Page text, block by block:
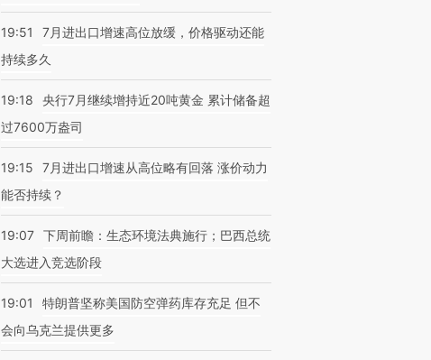
19:51
7月进出口增速高位放缓，价格驱动还能
持续多久
19:18
央行7月继续增持近20吨黄金 累计储备超
过7600万盎司
19:15
7月进出口增速从高位略有回落 涨价动力
能否持续？
19:07 下周前瞻：生态环境法典施行；巴西总统
大选进入竞选阶段
19:01
特朗普坚称美国防空弹药库存充足 但不
会向乌克兰提供更多